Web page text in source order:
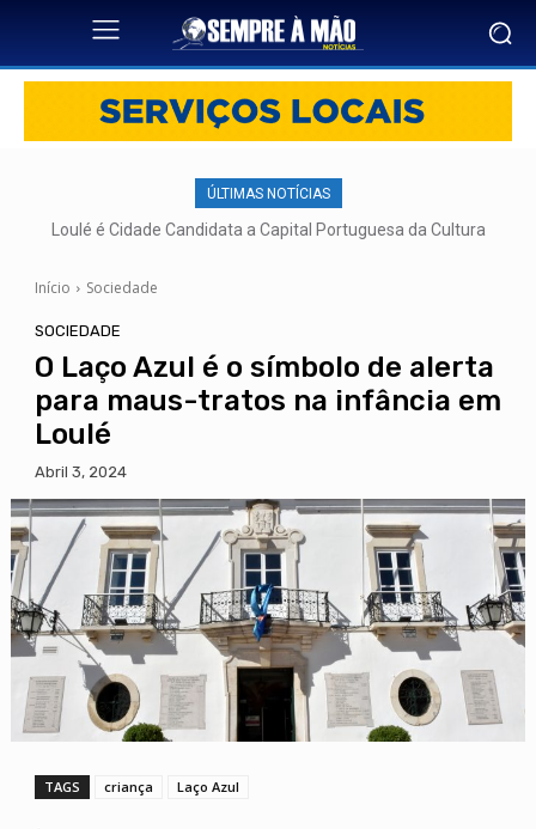
ÚLTIMAS NOTÍCIAS
Loulé é Cidade Candidata a Capital Portuguesa da Cultura
Início Sociedade
SOCIEDADE
O Laço Azul é o símbolo de alerta
para maus-tratos na infância em
Loulé
Abril 3, 2024
TAGS criança Laço Azul